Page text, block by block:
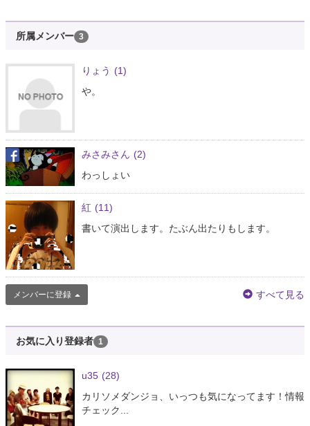
所属メンバー 3
りょう (1)
や。
みさみさん (2)
わっしょい
紅 (11)
書いて演出します。たぶん出たりもします。
メンバーに登録 すべて見る
お気に入り登録者 1
u35 (28)
カリソメダンジョ、いっつも気になってます！情報
チェック...